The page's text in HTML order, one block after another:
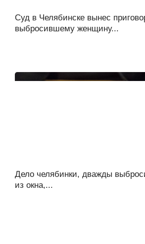
Суд в Челябинске вынес
выбросившему женщину...
Дело челябинки, дважды
из окна,...